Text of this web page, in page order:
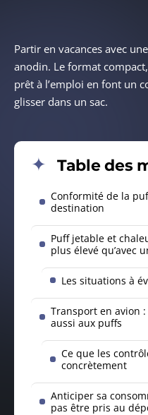
Partir en vacances avec
anodin. Le format
prêt à l’emploi en font un
glisser dans un sac.
Table des
Conformité de la
destination
Puff jetable et
plus élevé qu’avec
Les situations à
Transport en avion
aussi aux puffs
Ce que les
concrètement
Anticiper sa
pas être pris au